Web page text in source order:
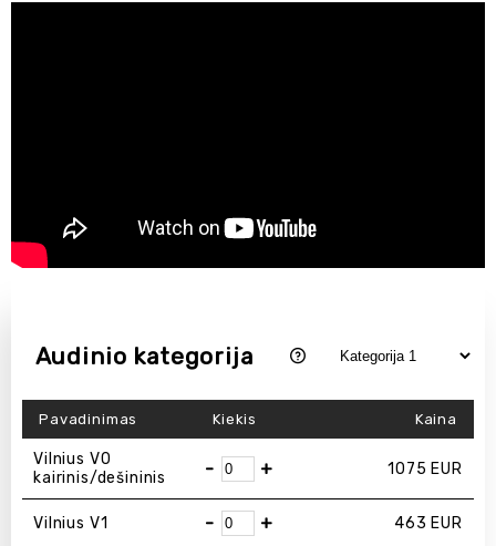
Audinio kategorija
Pavadinimas Kiekis Kaina
Vilnius V0
kairinis/dešininis
- + 1075 EUR
Vilnius V1 - + 463 EUR